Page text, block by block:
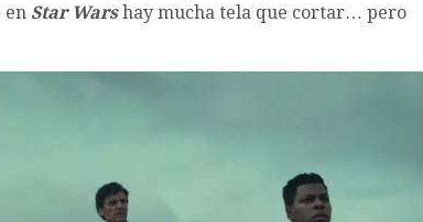
en Star Warshay mucha tela que cortar… pero